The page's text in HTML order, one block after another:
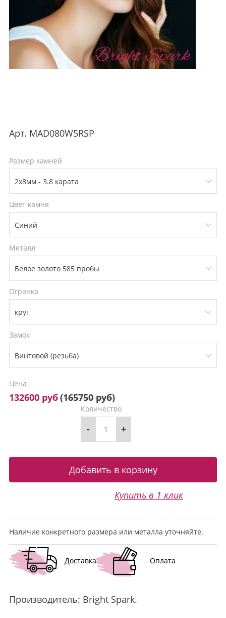
Арт. MAD080W5RSP
Размер камней
Цвет камня
Металл
Огранка
Замок
Цена
132600 руб(165750 руб)
Количество
- +
Купить в 1 клик
Наличие конкретного размера или металла уточняйте.
Доставка Оплата
Производитель: Bright Spark.